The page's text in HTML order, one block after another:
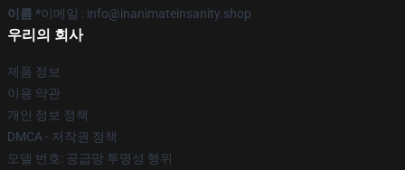
이름 *이메일 : info@inanimateinsanity.shop
우리의 회사
제품 정보
이용 약관
개인 정보 정책
DMCA - 저작권 정책
모델 번호: 공급망 투명성 행위